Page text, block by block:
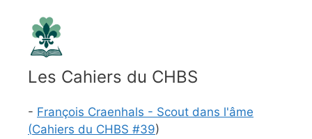
Les Cahiers du CHBS
- François Craenhals - Scout dans l'âme
(Cahiers du CHBS #39)